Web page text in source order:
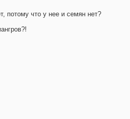
потому что у нее и семян нет?